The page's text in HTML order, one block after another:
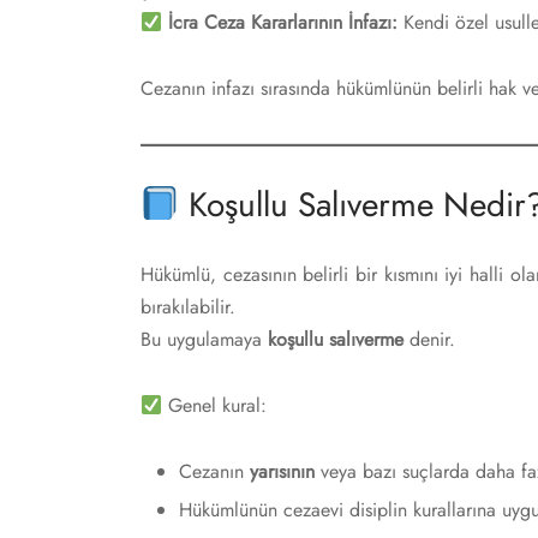
İcra Ceza Kararlarının İnfazı: Kendi özel
Cezanın infazı sırasında hükümlünün belirli hak
Koşullu Salıverme
Hükümlü, cezasının belirli bir kısmını iyi halli
bırakılabilir.
Bu uygulamaya koşullu salıvermedenir.
Genel kural:
Cezanın yarısınınveya bazı suçlarda daha
Hükümlünün cezaevi disiplin kurallarına